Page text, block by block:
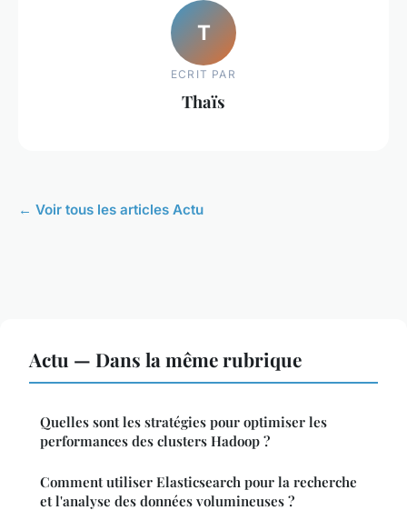
T
ECRIT PAR
Thaïs
← Voir tous les articles Actu
Actu — Dans la même rubrique
Quelles sont les stratégies pour optimiser les
performances des clusters Hadoop ?
Comment utiliser Elasticsearch pour la recherche
et l'analyse des données volumineuses ?